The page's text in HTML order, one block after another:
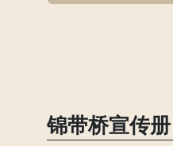
锦带桥宣传册